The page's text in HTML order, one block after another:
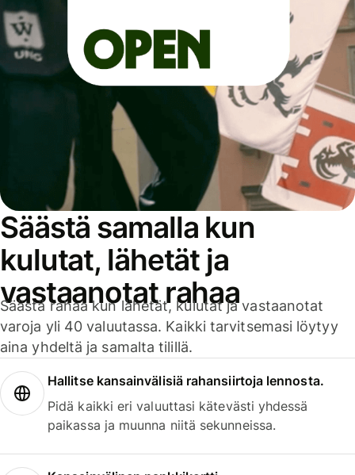
Säästä samalla kun
kulutat, lähetät ja
vastaanotat rahaa
Säästä rahaa kun lähetät, kulutat ja vastaanotat
varoja yli 40 valuutassa. Kaikki tarvitsemasi löytyy
aina yhdeltä ja samalta tilillä.
Hallitse kansainvälisiä rahansiirtoja lennosta.
Pidä kaikki eri valuuttasi kätevästi yhdessä
paikassa ja muunna niitä sekunneissa.